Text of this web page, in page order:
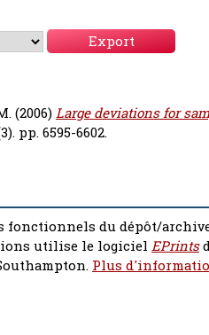
(2006)Large deviations for
pp. 6595-6602.
fonctionnels du dépôt/
utilise le logiciel EPrints
Plus